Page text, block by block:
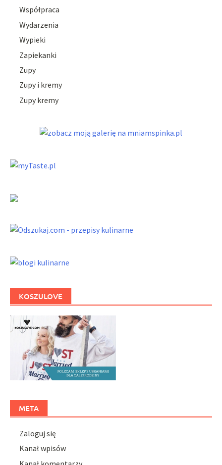
Współpraca
Wydarzenia
Wypieki
Zapiekanki
Zupy
Zupy i kremy
Zupy kremy
KOSZULOVE
META
Zaloguj się
Kanał wpisów